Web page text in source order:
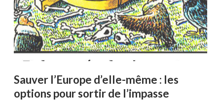
Sauver l’Europe d’elle-même : les
options pour sortir de l’impasse